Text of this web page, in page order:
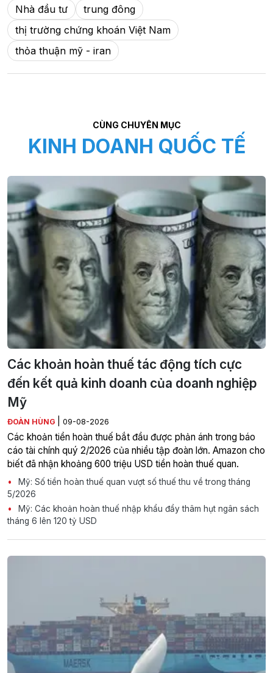
Nhà đầu tư
trung đông
thị trường chứng khoán Việt Nam
thỏa thuận mỹ - iran
CÙNG CHUYÊN MỤC
KINH DOANH QUỐC TẾ
Các khoản hoàn thuế tác động tích cực
đến kết quả kinh doanh của doanh nghiệp
Mỹ
ĐOÀN HÙNG 09-08-2026
Các khoản tiền hoàn thuế bắt đầu được phản ánh trong báo
cáo tài chính quý 2/2026 của nhiều tập đoàn lớn. Amazon cho
biết đã nhận khoảng 600 triệu USD tiền hoàn thuế quan.
Mỹ: Số tiền hoàn thuế quan vượt số thuế thu về trong tháng
5/2026
Mỹ: Các khoản hoàn thuế nhập khẩu đẩy thâm hụt ngân sách
tháng 6 lên 120 tỷ USD